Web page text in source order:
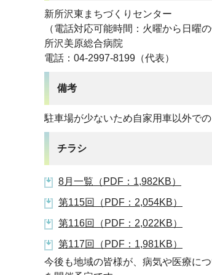
新所沢東まちづくりセンター
（電話対応可能時間：火曜から日曜
所沢美原総合病院
電話：04-2997-8199（代表）
備考
駐車場が少ないため自家用車以外で
チラシ
8月一覧（PDF：1,982KB）
第115回（PDF：2,054KB）
第116回（PDF：2,022KB）
第117回（PDF：1,981KB）
今後も地域の皆様が、病気や医療に